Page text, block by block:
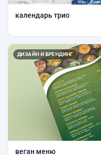
календарь трио
ДИЗАЙН И БРЕНДИНГ
веган меню